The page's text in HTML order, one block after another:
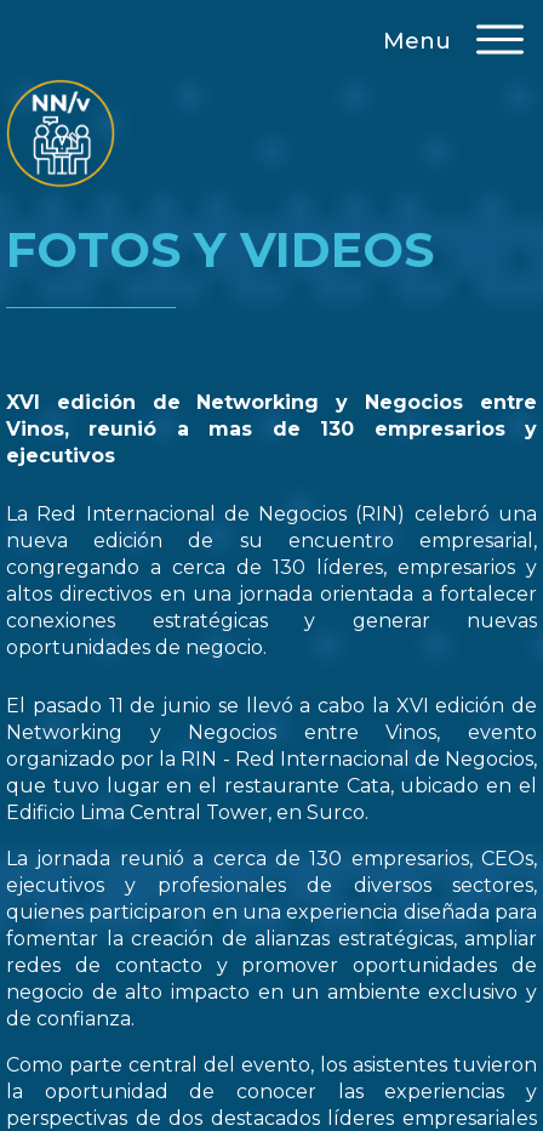
Menu
FOTOS Y VIDEOS
XVI edición de Networking y Negocios entre
Vinos, reunió a mas de 130 empresarios y
ejecutivos
La Red Internacional de Negocios (RIN) celebró una
nueva edición de su encuentro empresarial,
congregando a cerca de 130 líderes, empresarios y
altos directivos en una jornada orientada a fortalecer
conexiones estratégicas y generar nuevas
oportunidades de negocio.
El pasado 11 de junio se llevó a cabo la XVI edición de
Networking y Negocios entre Vinos, evento
organizado por la RIN - Red Internacional de Negocios,
que tuvo lugar en el restaurante Cata, ubicado en el
Edificio Lima Central Tower, en Surco.
La jornada reunió a cerca de 130 empresarios, CEOs,
ejecutivos y profesionales de diversos sectores,
quienes participaron en una experiencia diseñada para
fomentar la creación de alianzas estratégicas, ampliar
redes de contacto y promover oportunidades de
negocio de alto impacto en un ambiente exclusivo y
de confianza.
Como parte central del evento, los asistentes tuvieron
la oportunidad de conocer las experiencias y
perspectivas de dos destacados líderes empresariales